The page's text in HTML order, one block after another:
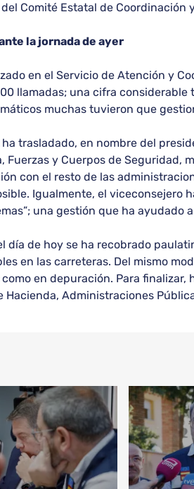
Comité Estatal de Coordinación
la jornada de ayer
en el Servicio de Atención y
llamadas; una cifra
muchas tuvieron que
trasladado, en nombre del
Fuerzas y Cuerpos de
con el resto de las
Igualmente, el viceconsejero
una gestión que ha ayudado
día de hoy se ha recobrado
en las carreteras. Del mismo
en depuración. Para
Administraciones